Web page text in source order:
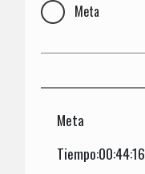
Meta
Meta
Tiempo:00:44:16